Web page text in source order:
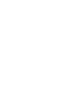
ret til at opsige
for
at udøve
om at
dage efter, at
din ret til at